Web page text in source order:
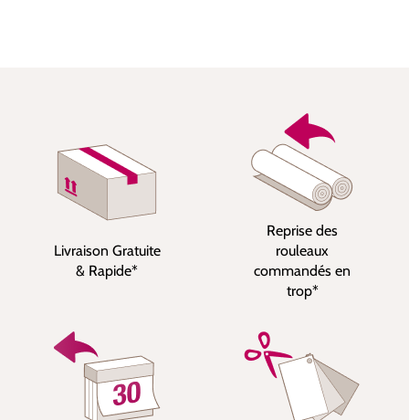
Livraison Gratuite
& Rapide*
Reprise des
rouleaux
commandés en
trop*